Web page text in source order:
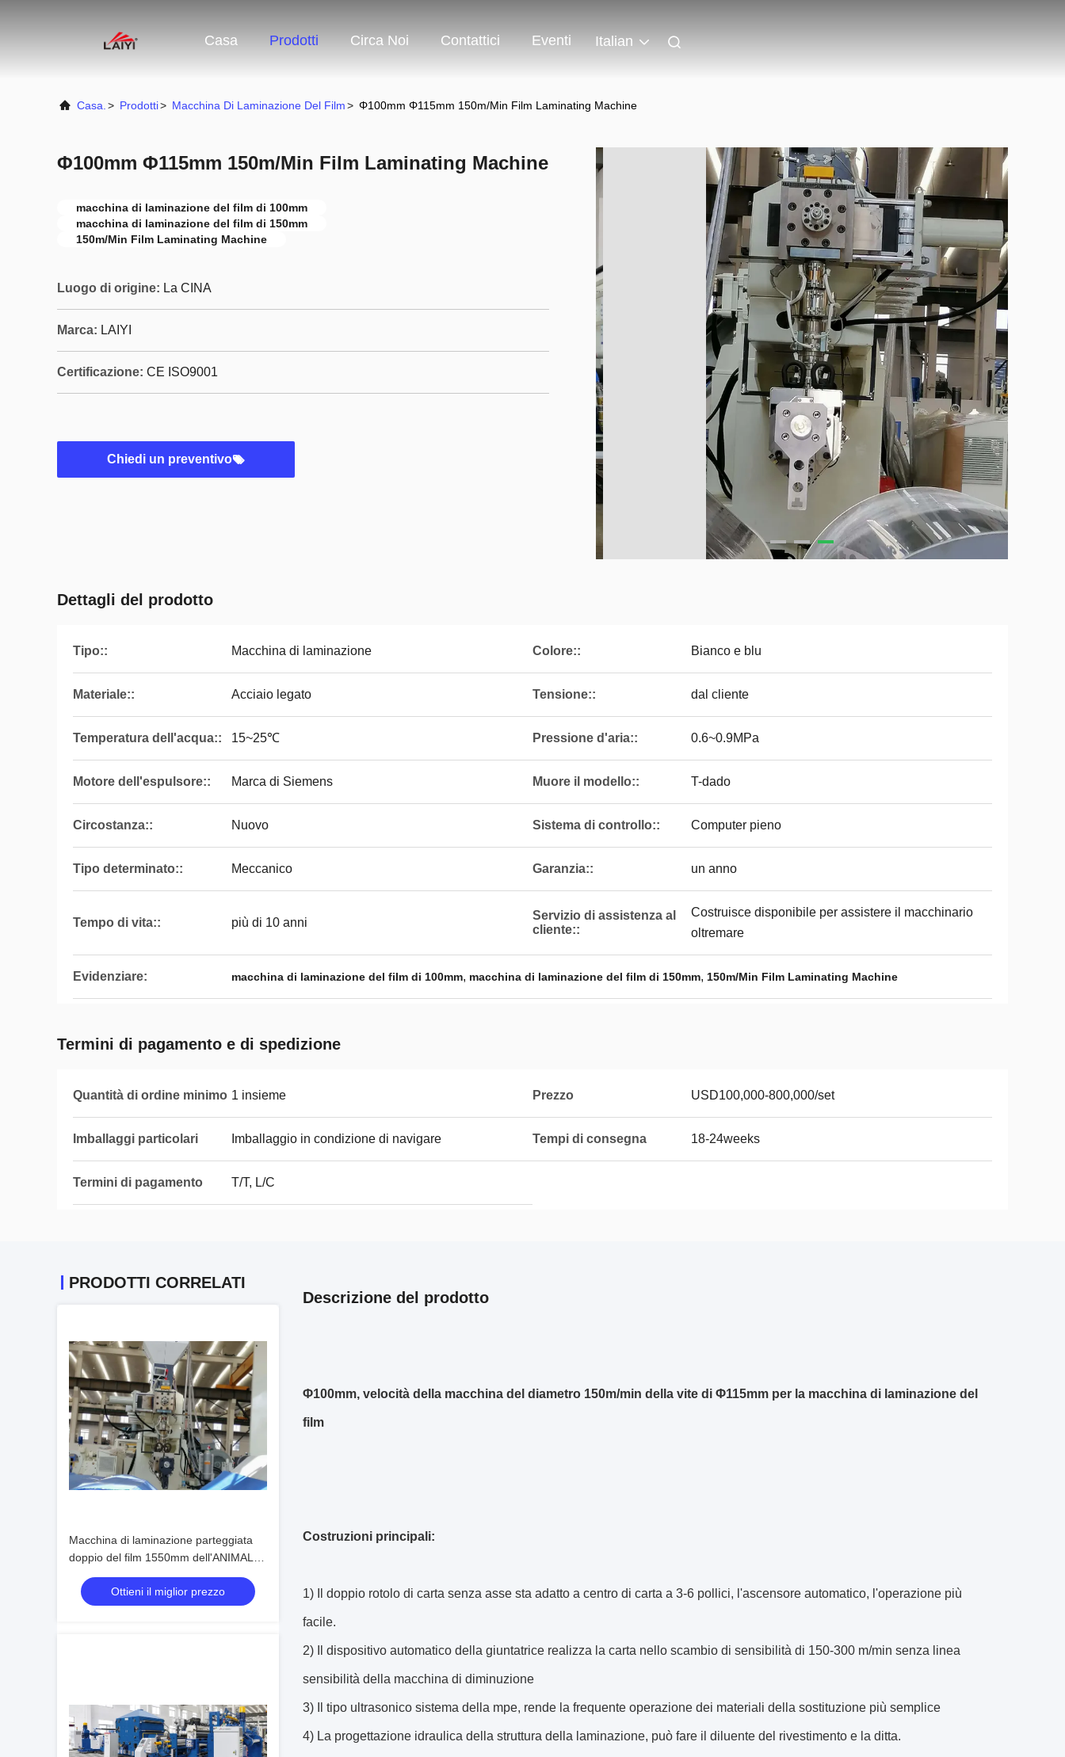
Casa Prodotti Circa Noi Contattici Eventi Italian
Casa. > Prodotti> Macchina Di Laminazione Del Film> Φ100mm Φ115mm 150m/Min Film Laminating Machine
Φ100mm Φ115mm 150m/Min Film Laminating Machine
macchina di laminazione del film di 100mm
macchina di laminazione del film di 150mm
150m/Min Film Laminating Machine
Luogo di origine: La CINA
Marca: LAIYI
Certificazione: CE ISO9001
Chiedi un preventivo
Dettagli del prodotto
Tipo:: Macchina di laminazione Colore:: Bianco e blu
Materiale:: Acciaio legato Tensione:: dal cliente
Temperatura dell'acqua:: 15~25℃ Pressione d'aria:: 0.6~0.9MPa
Motore dell'espulsore:: Marca di Siemens Muore il modello:: T-dado
Circostanza:: Nuovo Sistema di controllo:: Computer pieno
Tipo determinato:: Meccanico Garanzia:: un anno
Tempo di vita:: più di 10 anni
Servizio di assistenza al
cliente::
Costruisce disponibile per assistere il macchinario
oltremare
Evidenziare: macchina di laminazione del film di 100mm, macchina di laminazione del film di 150mm, 150m/Min Film Laminating Machine
Termini di pagamento e di spedizione
Quantità di ordine minimo 1 insieme Prezzo USD100,000-800,000/set
Imballaggi particolari Imballaggio in condizione di navigare Tempi di consegna 18-24weeks
Termini di pagamento T/T, L/C
PRODOTTI CORRELATI
Macchina di laminazione parteggiata
doppio del film 1550mm dell'ANIMALE
DOMESTICO di EVA Coating del PE
Ottieni il miglior prezzo
Descrizione del prodotto
Φ100mm, velocità della macchina del diametro 150m/min della vite di Φ115mm per la macchina di laminazione del
film
Costruzioni principali:
1) Il doppio rotolo di carta senza asse sta adatto a centro di carta a 3-6 pollici, l'ascensore automatico, l'operazione più
facile.
2) Il dispositivo automatico della giuntatrice realizza la carta nello scambio di sensibilità di 150-300 m/min senza linea
sensibilità della macchina di diminuzione
3) Il tipo ultrasonico sistema della mpe, rende la frequente operazione dei materiali della sostituzione più semplice
4) La progettazione idraulica della struttura della laminazione, può fare il diluente del rivestimento e la ditta.